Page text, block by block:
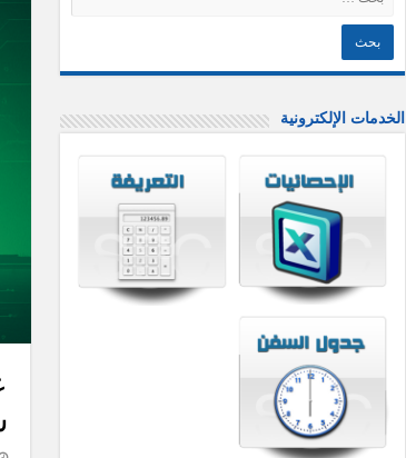
الخدمات الإلكترونية